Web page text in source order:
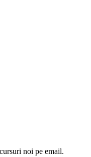
noi pe email.